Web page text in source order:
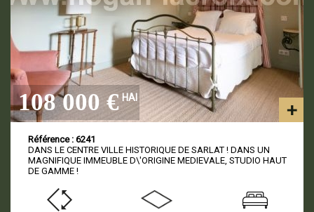
108 000 € HAI
Référence : 6241
DANS LE CENTRE VILLE HISTORIQUE DE SARLAT ! DANS UN
MAGNIFIQUE IMMEUBLE D\'ORIGINE MEDIEVALE, STUDIO HAUT
DE GAMME !